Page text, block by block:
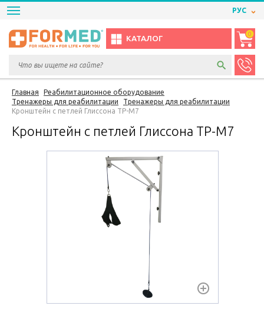
РУС
КАТАЛОГ
0
Главная
Реабилитационное оборудование
Тренажеры для реабилитации
Тренажеры для реабилитации
Кронштейн с петлей Глиссона ТР-М7
Кронштейн с петлей Глиссона ТР-М7